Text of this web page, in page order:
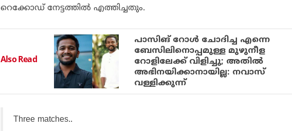
റെക്കോഡ് നേട്ടത്തില്‍ എത്തിച്ചതും.
Also Read
പാസിങ് റോള്‍ ചോദിച്ച എന്നെ
ബേസിലിനൊപ്പമുള്ള മുഴുനീള
റോളിലേക്ക് വിളിച്ചു; അതില്‍
അഭിനയിക്കാനായില്ല: നവാസ്
വള്ളിക്കുന്ന്
Three matches..